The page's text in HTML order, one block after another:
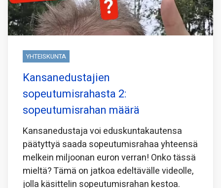
YHTEISKUNTA
Kansanedustajien
sopeutumisrahasta 2:
sopeutumisrahan määrä
Kansanedustaja voi eduskuntakautensa
päätyttyä saada sopeutumisrahaa yhteensä
melkein miljoonan euron verran! Onko tässä
mieltä? Tämä on jatkoa edeltävälle videolle,
jolla käsittelin sopeutumisrahan kestoa.